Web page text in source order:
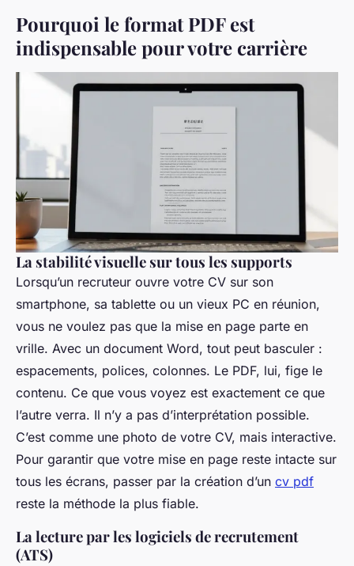
Pourquoi le format PDF est
indispensable pour votre carrière
La stabilité visuelle sur tous les supports
Lorsqu’un recruteur ouvre votre CV sur son
smartphone, sa tablette ou un vieux PC en réunion,
vous ne voulez pas que la mise en page parte en
vrille. Avec un document Word, tout peut basculer :
espacements, polices, colonnes. Le PDF, lui, fige le
contenu. Ce que vous voyez est exactement ce que
l’autre verra. Il n’y a pas d’interprétation possible.
C’est comme une photo de votre CV, mais interactive.
Pour garantir que votre mise en page reste intacte sur
tous les écrans, passer par la création d’un cv pdf
reste la méthode la plus fiable.
La lecture par les logiciels de recrutement
(ATS)